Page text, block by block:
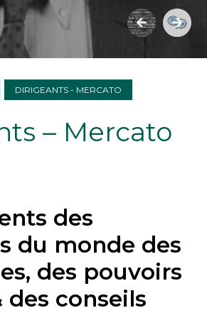
DIRIGEANTS - MERCATO
– Mercato
des
du monde des
des pouvoirs
des conseils